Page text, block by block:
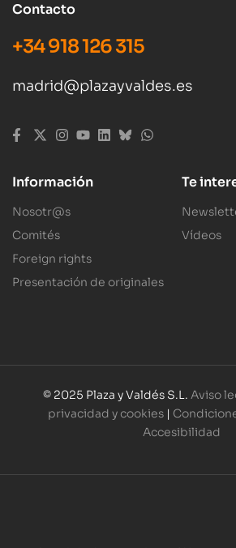
Contacto
+34 918 126 315
madrid@plazayvaldes.es
Información
Nosotr@s
Comités
Foreign rights
Presentación de originales
Te
Vídeos
© 2025 Plaza y Valdés S.L. Aviso
privacidad y cookies |
Accesibilidad